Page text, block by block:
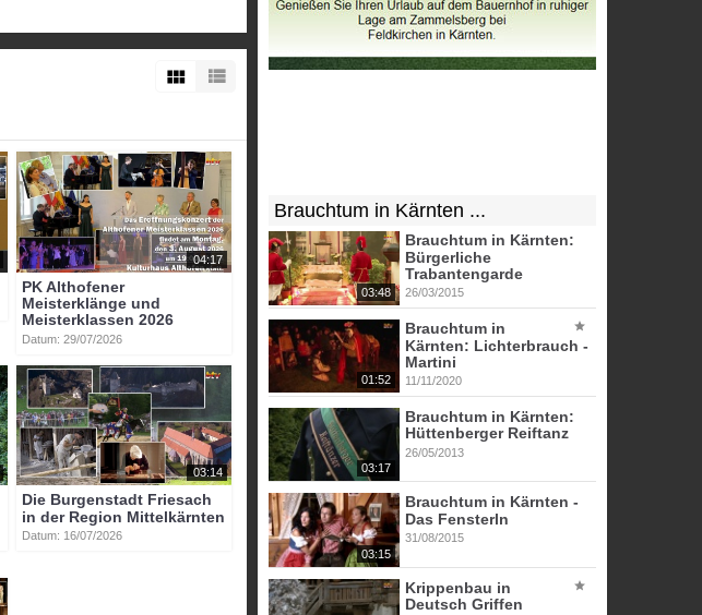
04:17
PK Althofener
Meisterklänge und
Meisterklassen 2026
Datum: 29/07/2026
03:14
Die Burgenstadt Friesach
in der Region Mittelkärnten
Datum: 16/07/2026
Brauchtum in Kärnten ...
03:48
Brauchtum in Kärnten:
Bürgerliche
Trabantengarde
26/03/2015
01:52
Brauchtum in
Kärnten: Lichterbrauch -
Martini
11/11/2020
03:17
Brauchtum in Kärnten:
Hüttenberger Reiftanz
26/05/2013
03:15
Brauchtum in Kärnten -
Das Fensterln
31/08/2015
Krippenbau in
Deutsch Griffen